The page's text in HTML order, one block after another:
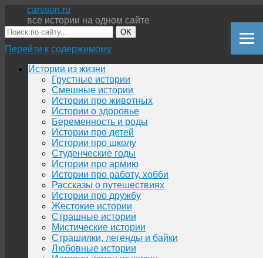
carsson.ru
все истории на одном сайте
OK
Перейти к содержимому
Истории из жизни
Грустные истории
Смешные истории
Истории про животных
Истории о здоровье
Беременность и роды
Истории про детей
Истории про школу
Студенческие годы
Истории про армию
Истории про работу, хобби
Рассказы о путешествиях
Истории про дружбу
Жестокие истории
Страшные истории
Мистические истории
Страшилки, легенды и байки
Любовные истории